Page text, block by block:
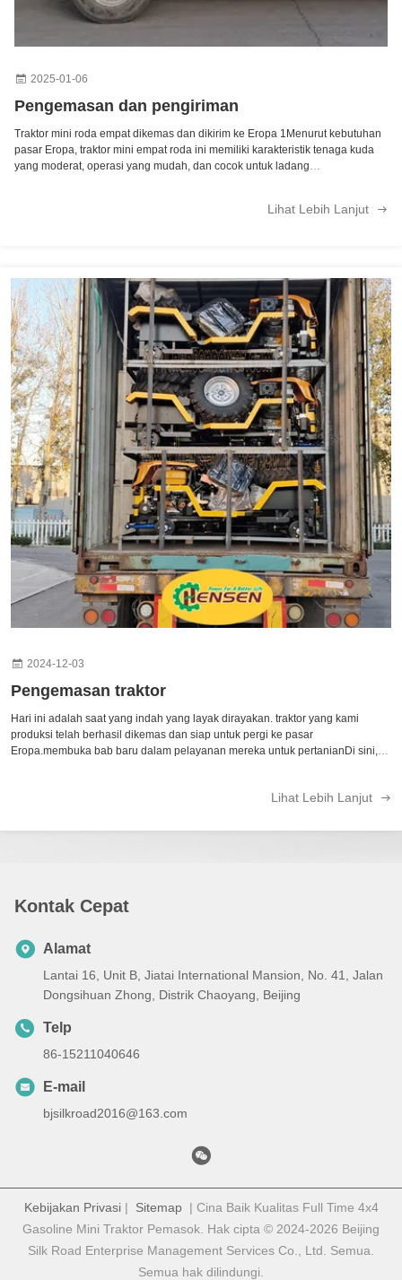
2025-01-06
Pengemasan dan pengiriman
Traktor mini roda empat dikemas dan dikirim ke Eropa 1Menurut kebutuhan
pasar Eropa, traktor mini empat roda ini memiliki karakteristik tenaga kuda
yang moderat, operasi yang mudah, dan cocok untuk ladang
Lihat Lebih Lanjut
2024-12-03
Pengemasan traktor
Hari ini adalah saat yang indah yang layak dirayakan. traktor yang kami
produksi telah berhasil dikemas dan siap untuk pergi ke pasar
Eropa.membuka bab baru dalam pelayanan mereka untuk pertanianDi sini,
Lihat Lebih Lanjut
Kontak Cepat
Alamat
Lantai 16, Unit B, Jiatai International Mansion, No. 41, Jalan
Dongsihuan Zhong, Distrik Chaoyang, Beijing
Telp
86-15211040646
E-mail
bjsilkroad2016@163.com
Kebijakan Privasi| Sitemap| Cina Baik Kualitas Full Time 4x4
Gasoline Mini Traktor Pemasok. Hak cipta © 2024-2026 Beijing
Silk Road Enterprise Management Services Co., Ltd. Semua.
Semua hak dilindungi.